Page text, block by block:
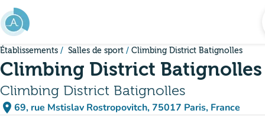
Aller au contenu principal
Établissements Salles de sport Climbing District Batignolles
Climbing District Batignolles
Climbing District Batignolles
place 69, rue Mstislav Rostropovitch, 75017 Paris, France
(ouvrir dans Google Maps)
(nouvel onglet)